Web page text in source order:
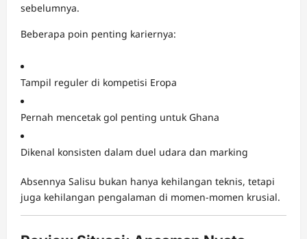
sebelumnya.
Beberapa poin penting kariernya:
Tampil reguler di kompetisi Eropa
Pernah mencetak gol penting untuk Ghana
Dikenal konsisten dalam duel udara dan marking
Absennya Salisu bukan hanya kehilangan teknis, tetapi
juga kehilangan pengalaman di momen-momen krusial.